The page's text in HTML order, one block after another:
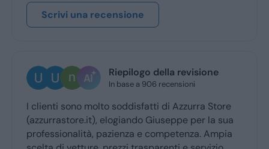
Scrivi una recensione
Riepilogo della revisione
In base a 906 recensioni
I clienti sono molto soddisfatti di Azzurra Store
(azzurrastore.it), elogiando Giuseppe per la sua
professionalità, pazienza e competenza. Ampia